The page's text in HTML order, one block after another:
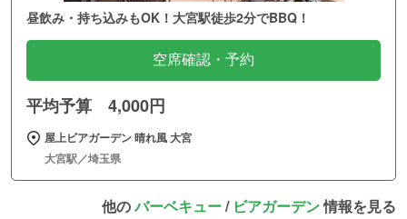
昼飲み・持ち込みもOK！大宮駅徒歩2分でBBQ！
空席確認・予約
平均予算 4,000円
屋上ビアガーデン 晴れ風 大宮
大宮駅／埼玉県
他のバーベキュー/ ビアガーデン情報を見る